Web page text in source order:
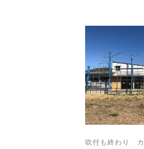
吹付も終わり